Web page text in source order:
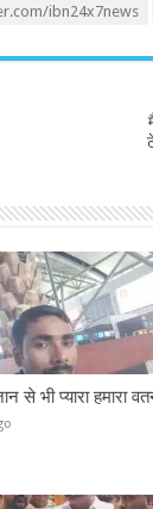
ibn24x7news
से भी प्यारा हमारा